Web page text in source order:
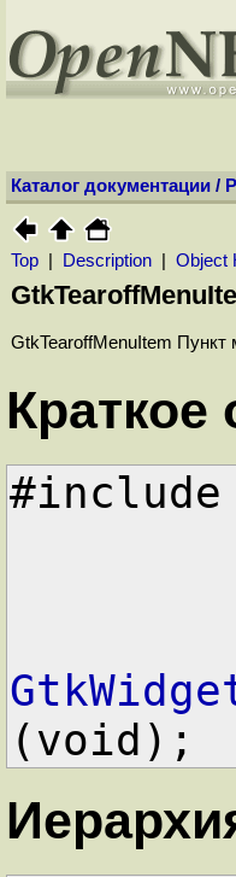
Каталог документации /
Top Description Object
GtkTearoffMenuItem
Краткое